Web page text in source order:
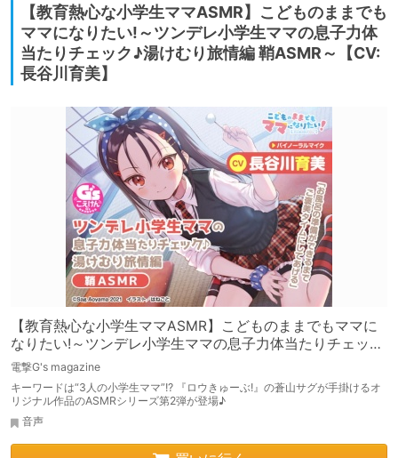
【教育熱心な小学生ママASMR】こどものままでも
ママになりたい!～ツンデレ小学生ママの息子力体
当たりチェック♪湯けむり旅情編 鞘ASMR～【CV:
長谷川育美】
【教育熱心な小学生ママASMR】こどものままでもママに
なりたい!～ツンデレ小学生ママの息子力体当たりチェック
♪湯けむり旅情編 鞘ASMR～【CV:長谷川育美】
電撃G's magazine
キーワードは“3人の小学生ママ”!? 『ロウきゅーぶ!』の蒼山サグが手掛けるオ
リジナル作品のASMRシリーズ第2弾が登場♪
音声